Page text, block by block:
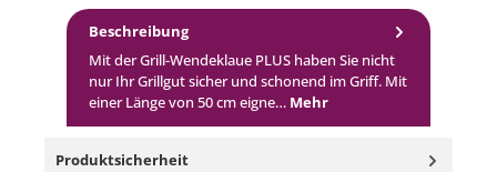
Beschreibung
Mit der Grill-Wendeklaue PLUS haben Sie nicht
nur Ihr Grillgut sicher und schonend im Griff. Mit
einer Länge von 50 cm eigne… Mehr
Produktsicherheit